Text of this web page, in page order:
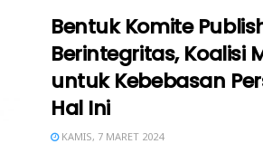
Bentuk Komite
Berintegritas, Koalisi
untuk Kebebasan
Hal Ini
KAMIS, 7 MARET 2024